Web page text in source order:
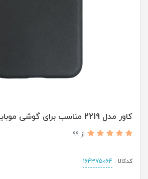
کاور مدل 2219 مناسب برای گوشی موبایل اپل Iphone 7/8
از 99
کدکالا : 164375064